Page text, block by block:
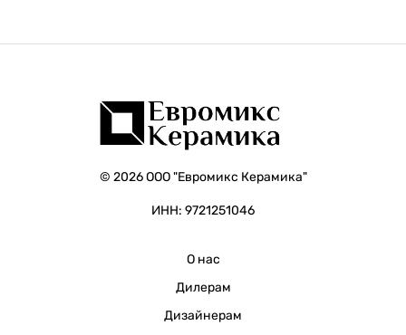
© 2026 ООО "Евромикс Керамика"
ИНН: 9721251046
О нас
Дилерам
Дизайнерам